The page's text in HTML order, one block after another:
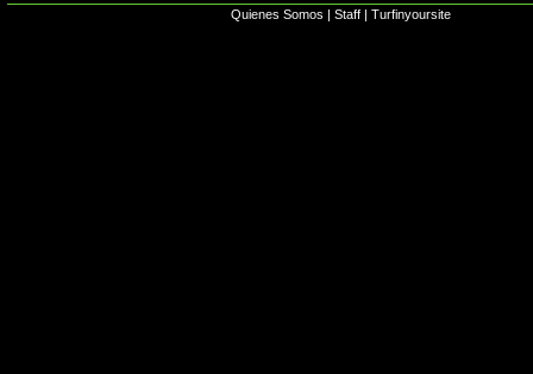
Quienes Somos | Staff | Turfinyoursite